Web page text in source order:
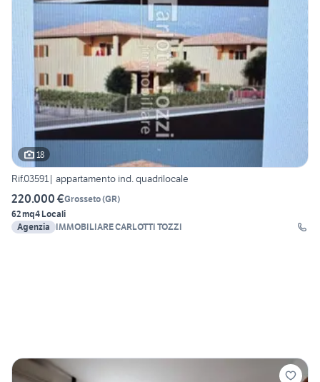
18
Rif.03591| appartamento ind. quadrilocale
220.000 €Grosseto(GR)
62 mq4 Locali
Agenzia
IMMOBILIARE CARLOTTI TOZZI